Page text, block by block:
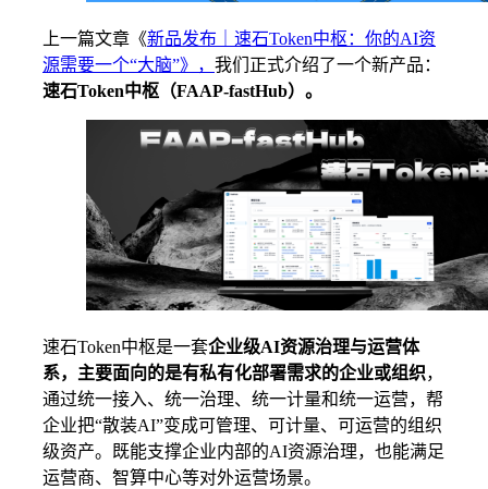
上一篇文章《新品发布｜速石Token中枢：你的AI资
源需要一个“大脑”》 ， 我们正式介绍了一个新产品：
速石Token中枢（FAAP-fastHub）。
速石Token中枢是一套企业级AI资源治理与运营体
系，主要面向的是有私有化部署需求的企业或组织，
通过统一接入、统一治理、统一计量和统一运营，帮
企业把“散装AI”变成可管理、可计量、可运营的组织
级资产。既能支撑企业内部的AI资源治理，也能满足
运营商、智算中心等对外运营场景。